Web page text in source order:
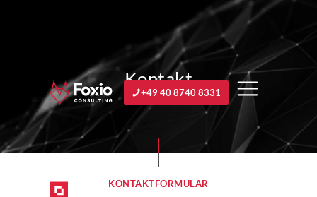
+49 40 8740 8331
Kontakt
KONTAKTFORMULAR